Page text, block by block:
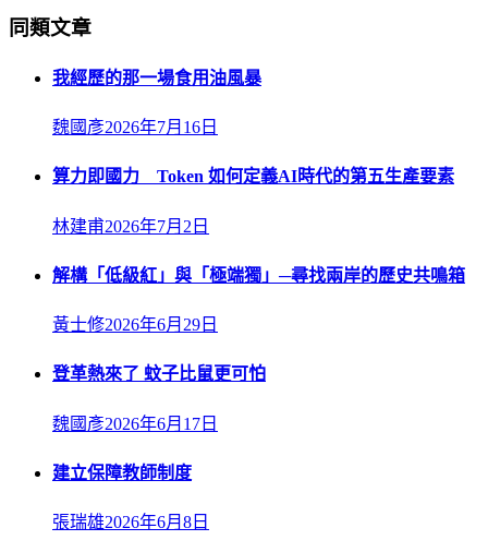
同類文章
我經歷的那一場食用油風暴
魏國彥2026年7月16日
算力即國力 Token 如何定義AI時代的第五生產要素
林建甫2026年7月2日
解構「低級紅」與「極端獨」─尋找兩岸的歷史共鳴箱
黃士修2026年6月29日
登革熱來了 蚊子比鼠更可怕
魏國彥2026年6月17日
建立保障教師制度
張瑞雄2026年6月8日